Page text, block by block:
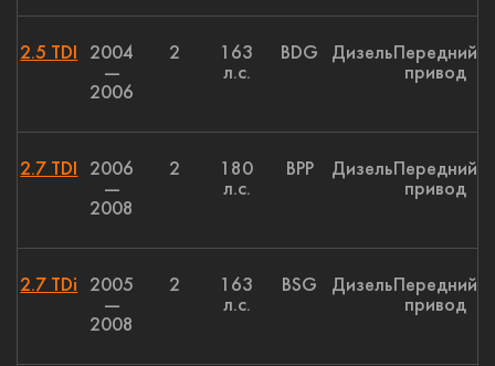
2.5 TDI
2004
—
2006
2
163
л.с.
BDG Дизель Передний
привод
2.7 TDI
2006
—
2008
2
180
л.с.
BPP Дизель Передний
привод
2.7 TDi
2005
—
2008
2
163
л.с.
BSG Дизель Передний
привод